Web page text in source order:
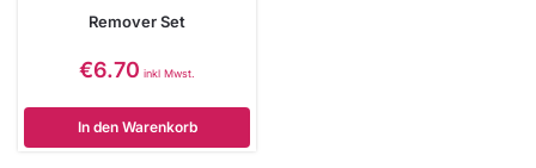
Remover Set
€6.70 inkl Mwst.
In den Warenkorb